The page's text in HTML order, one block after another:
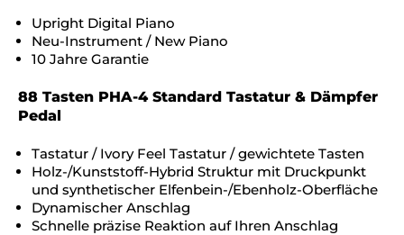
Upright Digital Piano
Neu-Instrument / New Piano
10 Jahre Garantie
88 Tasten PHA-4 Standard Tastatur & Dämpfer
Pedal
Tastatur / Ivory Feel Tastatur / gewichtete Tasten
Holz-/Kunststoff-Hybrid Struktur mit Druckpunkt
und synthetischer Elfenbein-/Ebenholz-Oberfläche
Dynamischer Anschlag
Schnelle präzise Reaktion auf Ihren Anschlag